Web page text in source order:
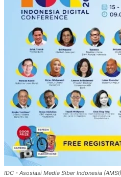
IDC - Asosiasi Media Siber Indonesia